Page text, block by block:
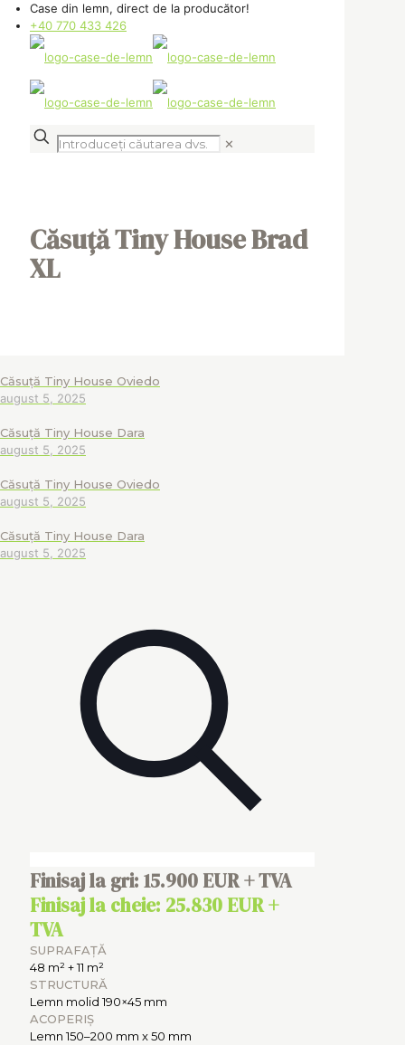
Case din lemn, direct de la producător!
+40 770 433 426
✕
Căsuță Tiny House Brad
XL
Căsuță Tiny House Oviedo
august 5, 2025
Căsuță Tiny House Dara
august 5, 2025
Căsuță Tiny House Oviedo
august 5, 2025
Căsuță Tiny House Dara
august 5, 2025
Finisaj la gri: 15.900 EUR + TVA
Finisaj la cheie: 25.830 EUR +
TVA
SUPRAFAȚĂ
48 m² + 11 m²
STRUCTURĂ
Lemn molid 190×45 mm
ACOPERIȘ
Lemn 150–200 mm x 50 mm